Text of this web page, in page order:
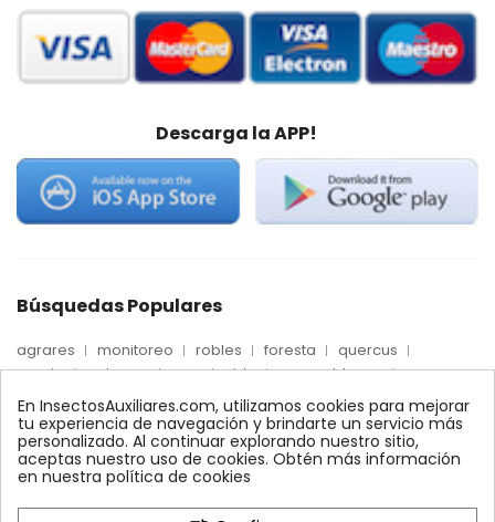
Descarga la APP!
Búsquedas Populares
agrares monitoreo robles foresta
quercus
precio
palmera max nido
mosca blanca
biologico
trips
dosis
alcornoques
conectores encinas
ynject
feromonas
conector quelato comprar
xilemax
control
araña roja bioline
ecologico
control biologico
amblyseius
En InsectosAuxiliares.com, utilizamos cookies para mejorar
tu experiencia de navegación y brindarte un servicio más
personalizado. Al continuar explorando nuestro sitio,
aceptas nuestro uso de cookies. Obtén más información
en nuestra política de cookies